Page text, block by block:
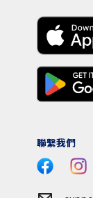
聯繫我們